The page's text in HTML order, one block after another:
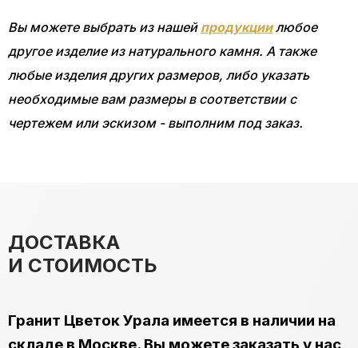
Вы можете выбрать из нашей продукциилюбое
другое изделие из натурального камня. А также
любые изделия других размеров, либо указать
необходимые вам размеры в соответствии с
чертежем или эскизом - выполним под заказ.
ДОСТАВКА
И СТОИМОСТЬ
Гранит Цветок Урала имеется в наличии на